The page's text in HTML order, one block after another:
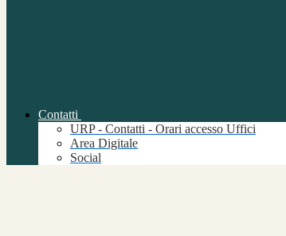
Contatti
URP - Contatti - Orari accesso Uffici
Area Digitale
Social